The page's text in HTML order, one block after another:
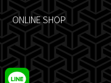
ONLINE SHOP